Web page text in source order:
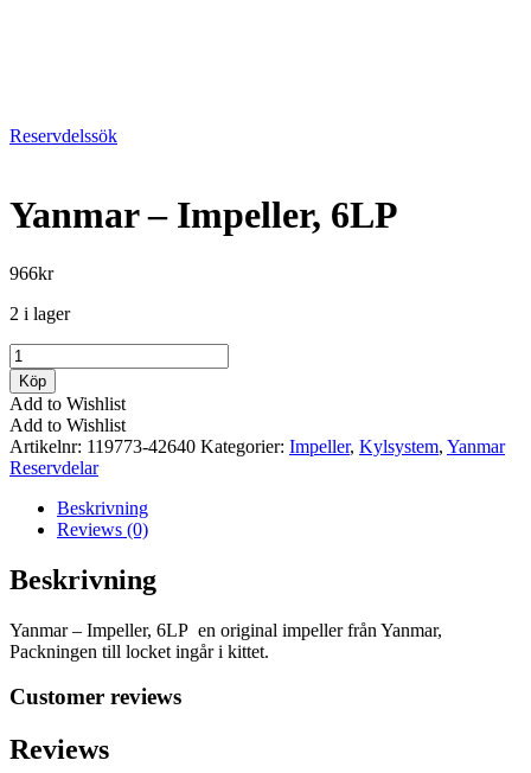
Reservdelssök
Yanmar – Impeller, 6LP
966kr
2 i lager
Yanmar
-
Impeller,
6LP
mängd
Köp
Add to Wishlist
Add to Wishlist
Artikelnr: 119773-42640 Kategorier: Impeller, Kylsystem, Yanmar
Reservdelar
Beskrivning
Reviews (0)
Beskrivning
Yanmar – Impeller, 6LP en original impeller från Yanmar,
Packningen till locket ingår i kittet.
Customer reviews
Reviews